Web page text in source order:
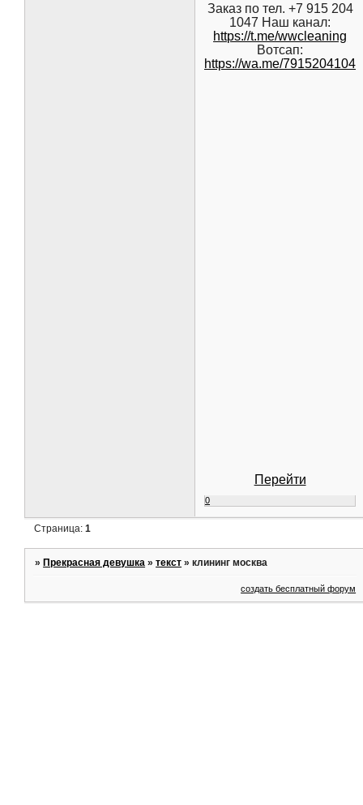
Заказ по тел. +7 915 204
1047 Наш канал:
https://t.me/wwcleaning
Вотсап:
https://wa.me/79152041047
Перейти
0
Страница:1
» Прекрасная девушка »текст »клининг москва
создать бесплатный форум